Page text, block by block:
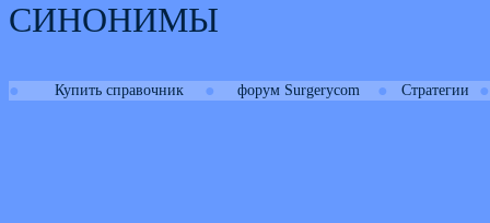
СИНОНИМЫ
● Купить справочник ● форум Surgerycom ● Стратегии ●